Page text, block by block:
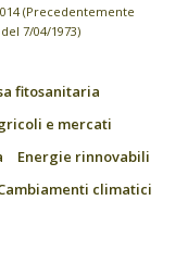
(Precedentemente
7/04/1973)
fitosanitaria
e mercati
Energie rinnovabili
climatici